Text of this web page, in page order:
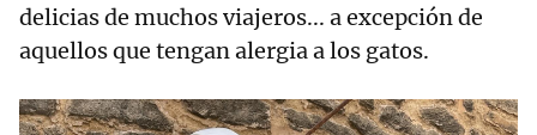
delicias de muchos viajeros... a excepción de
aquellos que tengan alergia a los gatos.